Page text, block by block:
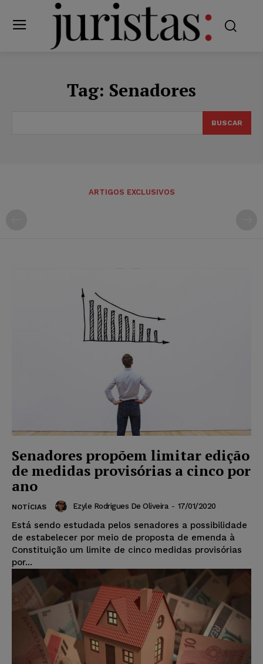
Tag: Senadores
BUSCAR
ARTIGOS EXCLUSIVOS
Senadores propõem limitar edição
de medidas provisórias a cinco por
ano
NOTÍCIAS Ezyle Rodrigues De Oliveira - 17/01/2020
Está sendo estudada pelos senadores a possibilidade
de estabelecer por meio de proposta de emenda à
Constituição um limite de cinco medidas provisórias
por...